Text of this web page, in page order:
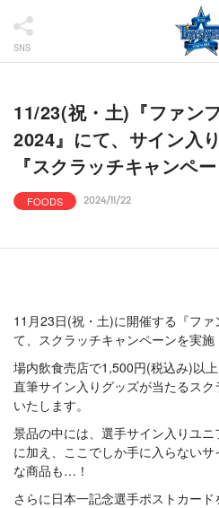
SNS
11/23(祝・土)『ファン
2024』にて、サイン入
『スクラッチキャンペ
FOODS 2024/11/22
11月23日(祝・土)に開催する『フ
て、スクラッチキャンペーンを実施
場内飲食売店で1,500円(税込み)以
直筆サイン入りグッズが当たるス
いたします。
景品の中には、選手サイン入りユ
に加え、ここでしか手に入らない
な商品も…！
さらに日本一記念選手ポストカード